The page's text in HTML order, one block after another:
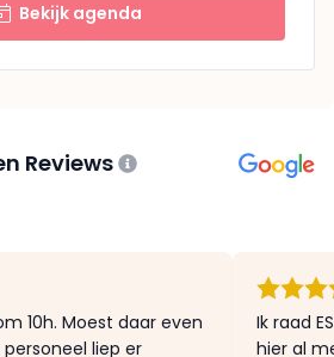
Bekijk agenda
Reviews
10h. Moest daar even
liep er
Ik raad
hier al